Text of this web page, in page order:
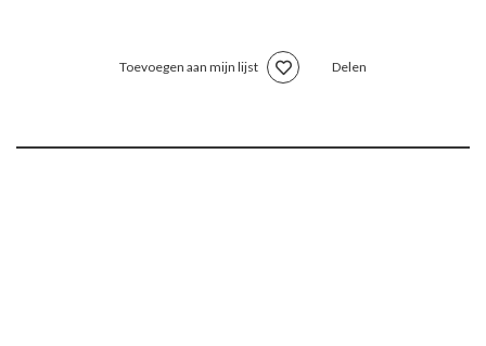
Toevoegen aan mijn lijst Delen